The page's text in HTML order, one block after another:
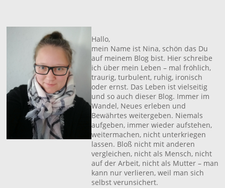
Hallo,
mein Name ist Nina, schön das Du
auf meinem Blog bist. Hier schreibe
ich über mein Leben – mal fröhlich,
traurig, turbulent, ruhig, ironisch
oder ernst. Das Leben ist vielseitig
und so auch dieser Blog. Immer im
Wandel, Neues erleben und
Bewährtes weitergeben. Niemals
aufgeben, immer wieder aufstehen,
weitermachen, nicht unterkriegen
lassen. Bloß nicht mit anderen
vergleichen, nicht als Mensch, nicht
auf der Arbeit, nicht als Mutter – man
kann nur verlieren, weil man sich
selbst verunsichert.